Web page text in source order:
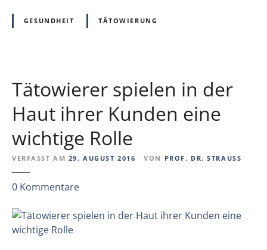
i
m
i
t
e
h
h
GESUNDHEIT TÄTOWIERUNG
Tätowierer spielen in der
Haut ihrer Kunden eine
wichtige Rolle
VERFASST AM 29. AUGUST 2016 VON PROF. DR. STRAUSS
0 Kommentarez
T